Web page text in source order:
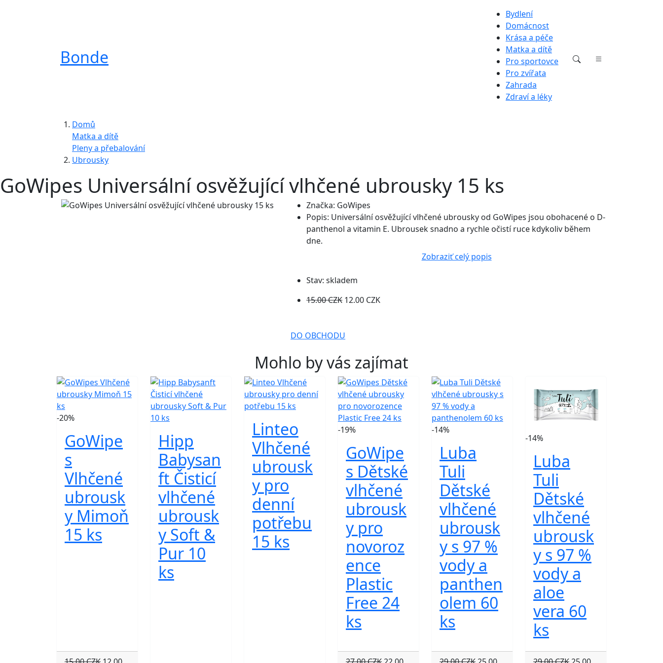
Bonde
Bydlení
Domácnost
Krása a péče
Matka a dítě
Pro sportovce
Pro zvířata
Zahrada
Zdraví a léky
Domů
Matka a dítě
Pleny a přebalování
Ubrousky
GoWipes Universální osvěžující vlhčené ubrousky 15 ks
Značka: GoWipes
Popis: Universální osvěžující vlhčené ubrousky od GoWipes jsou obohacené o D-
panthenol a vitamin E. Ubrousek snadno a rychle očistí ruce kdykoliv během
dne.
Zobraziť celý popis
Stav: skladem
15.00 CZK 12.00 CZK
DO OBCHODU
Mohlo by vás zajímat
-20%
GoWipe
s
Vlhčené
ubrousk
y Mimoň
15 ks
Hipp
Babysan
ft Čisticí
vlhčené
ubrousk
y Soft &
Pur 10
ks
Linteo
Vlhčené
ubrousk
y pro
denní
potřebu
15 ks
-19%
GoWipe
s Dětské
vlhčené
ubrousk
y pro
novoroz
ence
Plastic
Free 24
ks
-14%
Luba
Tuli
Dětské
vlhčené
ubrousk
y s 97 %
vody a
panthen
olem 60
ks
-14%
Luba
Tuli
Dětské
vlhčené
ubrousk
y s 97 %
vody a
aloe
vera 60
ks